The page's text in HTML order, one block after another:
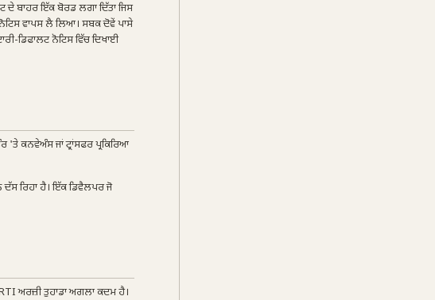
ਦੇ ਬਾਹਰ ਇੱਕ ਬੋਰਡ ਲਗਾ ਦਿੱਤਾ ਜਿਸ
ਵਾਪਸ ਲੈ ਲਿਆ। ਸਬਕ ਦੋਵੇਂ ਪਾਸੇ
ਡਿਫਾਲਟ ਨੋਟਿਸ ਵਿੱਚ ਦਿਖਾਈ
ਕਨਵੇਅੰਸ ਜਾਂ ਟ੍ਰਾਂਸਫਰ ਪ੍ਰਕਿਰਿਆ
ਰਿਹਾ ਹੈ। ਇੱਕ ਡਿਵੈਲਪਰ ਜੋ
ਅਰਜ਼ੀ ਤੁਹਾਡਾ ਅਗਲਾ ਕਦਮ ਹੈ।